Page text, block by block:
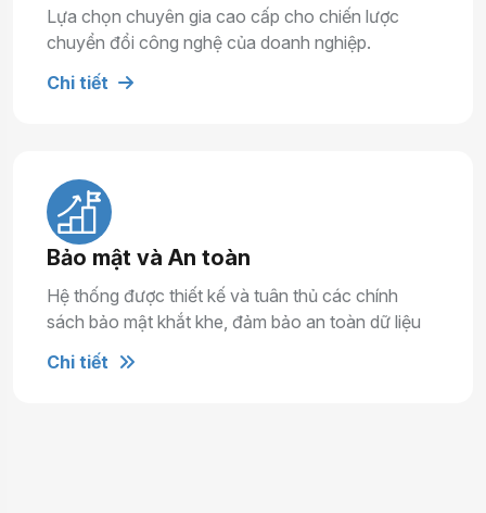
Lựa chọn chuyên gia cao cấp cho chiến lược
chuyển đổi công nghệ của doanh nghiệp.
Chi tiết
Bảo mật và An toàn
Hệ thống được thiết kế và tuân thủ các chính
sách bảo mật khắt khe, đảm bảo an toàn dữ liệu
tuyệt đối.
Chi tiết